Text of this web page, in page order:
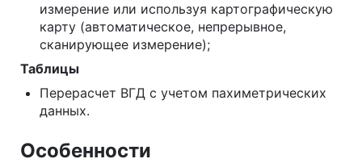
измерение или используя картографическую
карту (автоматическое, непрерывное,
сканирующее измерение);
Таблицы
Перерасчет ВГД с учетом пахиметрических
данных.
Особенности